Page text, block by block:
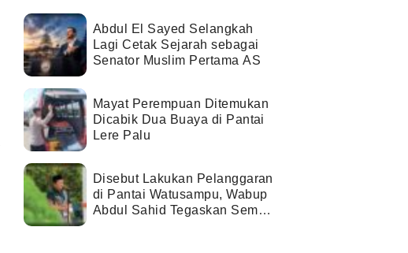
Abdul El Sayed Selangkah
Lagi Cetak Sejarah sebagai
Senator Muslim Pertama AS
Mayat Perempuan Ditemukan
Dicabik Dua Buaya di Pantai
Lere Palu
Disebut Lakukan Pelanggaran
di Pantai Watusampu, Wabup
Abdul Sahid Tegaskan Semua